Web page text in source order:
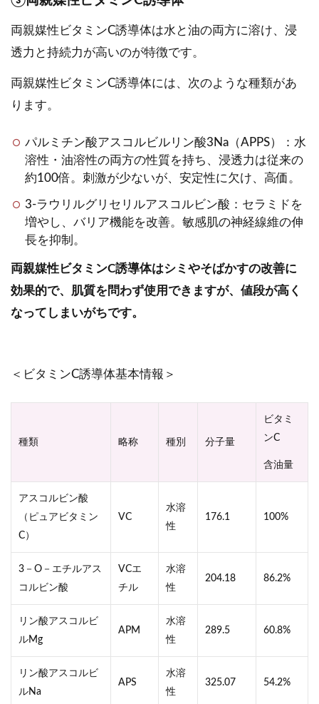
両親媒性ビタミンC誘導体は水と油の両方に溶け、浸
透力と持続力が高いのが特徴です。
両親媒性ビタミンC誘導体には、次のような種類があ
ります。
パルミチン酸アスコルビルリン酸3Na（APPS）：水
溶性・油溶性の両方の性質を持ち、浸透力は従来の
約100倍。刺激が少ないが、安定性に欠け、高価。
3-ラウリルグリセリルアスコルビン酸：セラミドを
増やし、バリア機能を改善。敏感肌の神経線維の伸
長を抑制。
両親媒性ビタミンC誘導体はシミやそばかすの改善に
効果的で、肌質を問わず使用できますが、値段が高く
なってしまいがちです。
＜ビタミンC誘導体基本情報＞
種類 略称 種別 分子量
ビタミ
ンC
含油量
アスコルビン酸
（ピュアビタミン
C）
VC
水溶
性
176.1 100%
3－O－エチルアス
コルビン酸
VCエ
チル
水溶
性
204.18 86.2%
リン酸アスコルビ
ルMg
APM
水溶
性
289.5 60.8%
リン酸アスコルビ
ルNa
APS
水溶
性
325.07 54.2%